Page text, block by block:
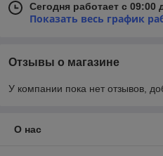
Сегодня работает с 09:00
Показать весь график
Отзывы о магазине
У компании пока нет отзывов,
О нас